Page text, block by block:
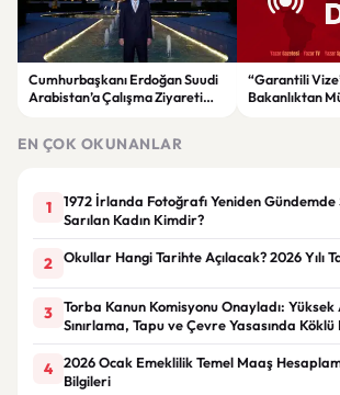
Cumhurbaşkanı Erdoğan Suudi
Arabistan’a Çalışma Ziyareti
“Garantili
Bakanlıktan
EN ÇOK OKUNANLAR
1
1972 İrlanda Fotoğrafı Yeniden Gündemde
Sarılan Kadın Kimdir?
2 Okullar Hangi Tarihte Açılacak? 2026 Yılı
3
Torba Kanun Komisyonu Onayladı:
Sınırlama, Tapu ve Çevre Yasasında
4
2026 Ocak Emeklilik Temel Maaş
Bilgileri